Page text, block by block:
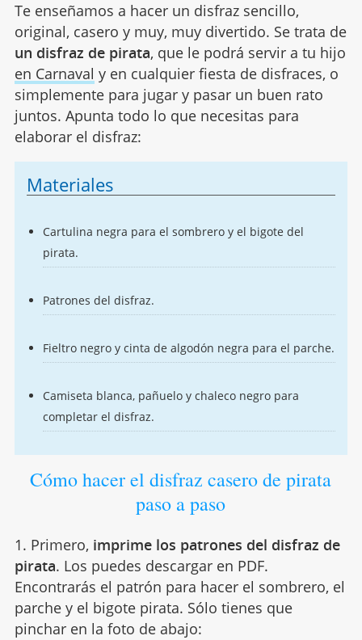
Te enseñamos a hacer un disfraz sencillo,
original, casero y muy, muy divertido. Se trata de
un disfraz de pirata, que le podrá servir a tu hijo
en Carnaval y en cualquier fiesta de disfraces, o
simplemente para jugar y pasar un buen rato
juntos. Apunta todo lo que necesitas para
elaborar el disfraz:
Materiales
Cartulina negra para el sombrero y el bigote del
pirata.
Patrones del disfraz.
Fieltro negro y cinta de algodón negra para el parche.
Camiseta blanca, pañuelo y chaleco negro para
completar el disfraz.
Cómo hacer el disfraz casero de pirata
paso a paso
1. Primero, imprime los patrones del disfraz de
pirata. Los puedes descargar en PDF.
Encontrarás el patrón para hacer el sombrero, el
parche y el bigote pirata. Sólo tienes que
pinchar en la foto de abajo: